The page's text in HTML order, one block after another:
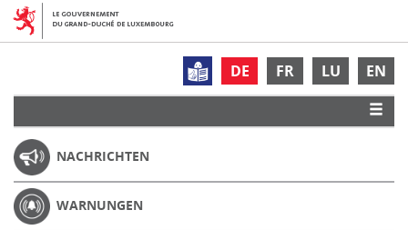
DE FR LU EN
NACHRICHTEN
WARNUNGEN